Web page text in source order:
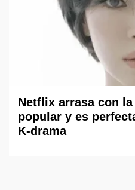
Netflix arrasa con
popular y es
K-drama